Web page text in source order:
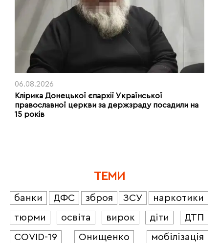
06.08.2026
Клірика Донецької єпархії Української
православної церкви за держзраду посадили на
15 років
ТЕМИ
банки ДФС зброя ЗСУ
наркотики
тюрми
освіта вирок діти
ДТП
COVID-19
Онищенко
мобілізація